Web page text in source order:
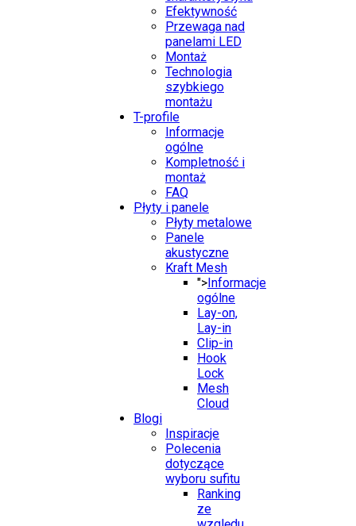
Efektywność
Przewaga nad
panelami LED
Montaż
Technologia
szybkiego
montażu
T-profile
Informacje
ogólne
Kompletność i
montaż
FAQ
Płyty i panele
Płyty metalowe
Panele
akustyczne
Kraft Mesh
">Informacje
ogólne
Lay-on,
Lay-in
Clip-in
Hook
Lock
Mesh
Cloud
Blogi
Inspiracje
Polecenia
dotyczące
wyboru sufitu
Ranking
ze